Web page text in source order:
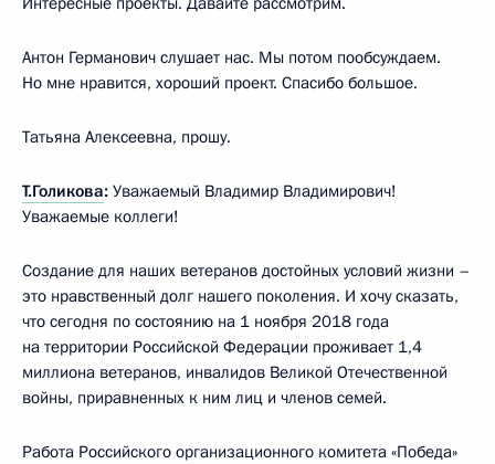
Антон Германович слушает нас. Мы потом пообсуждаем.
Но мне нравится, хороший проект. Спасибо большое.
Татьяна Алексеевна, прошу.
Т.Голикова: Уважаемый Владимир Владимирович!
Уважаемые коллеги!
Создание для наших ветеранов достойных условий жизни –
это нравственный долг нашего поколения. И хочу сказать,
что сегодня по состоянию на 1 ноября 2018 года
на территории Российской Федерации проживает 1,4
миллиона ветеранов, инвалидов Великой Отечественной
войны, приравненных к ним лиц и членов семей.
Работа Российского организационного комитета «Победа»